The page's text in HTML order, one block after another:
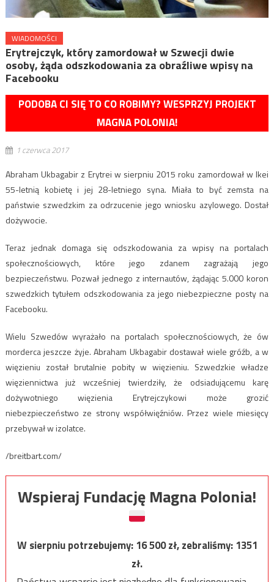
WIADOMOŚCI
Erytrejczyk, który zamordował w Szwecji dwie
osoby, żąda odszkodowania za obraźliwe wpisy na
Facebooku
PODOBA CI SIĘ TO CO ROBIMY? WESPRZYJ PROJEKT
MAGNA POLONIA!
1 czerwca 2017
Abraham Ukbagabir z Erytrei w sierpniu 2015 roku zamordował w Ikei
55-letnią kobietę i jej 28-letniego syna. Miała to być zemsta na
państwie szwedzkim za odrzucenie jego wniosku azylowego. Dostał
dożywocie.
Teraz jednak domaga się odszkodowania za wpisy na portalach
społecznościowych, które jego zdanem zagrażają jego
bezpieczeństwu. Pozwał jednego z internautów, żądając 5.000 koron
szwedzkich tytułem odszkodowania za jego niebezpieczne posty na
Facebooku.
Wielu Szwedów wyrażało na portalach społecznościowych, że ów
morderca jeszcze żyje. Abraham Ukbagabir dostawał wiele gróźb, a w
więzieniu został brutalnie pobity w więzieniu. Szwedzkie władze
więziennictwa już wcześniej twierdziły, że odsiadującemu karę
dożywotniego więzienia Erytrejczykowi może grozić
niebezpieczeństwo ze strony współwięźniów. Przez wiele miesięcy
przebywał w izolatce.
/breitbart.com/
Wspieraj Fundację Magna Polonia!
W sierpniu potrzebujemy:16 500zł, zebraliśmy:1351
zł.